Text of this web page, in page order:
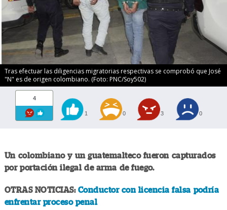
Tras efectuar las diligencias migratorias respectivas se comprobó que José
"N" es de origen colombiano. (Foto: PNC/Soy502)
4
1 0 3 0
Un colombiano y un guatemalteco fueron capturados
por portación ilegal de arma de fuego.
OTRAS NOTICIAS: Conductor con licencia falsa podría
enfrentar proceso penal